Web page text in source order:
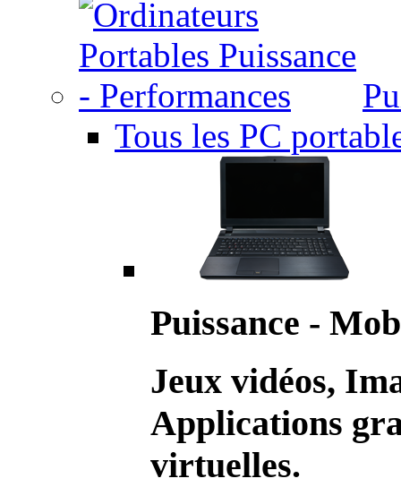
Tous les PC
Puissance -
Jeux vidéos,
Applications
virtuelles.